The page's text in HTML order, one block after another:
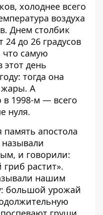
холоднее всего
воздуха
Днем столбик
до 26 градусов
самую
этот день
тогда она
жары. А
в 1998-м — всего
нуля.
память апостола
и говорили:
растит».
нашим
большой урожай